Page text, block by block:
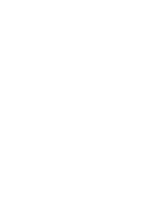
Oldenburg
erfolgt eine
danach öffnet die